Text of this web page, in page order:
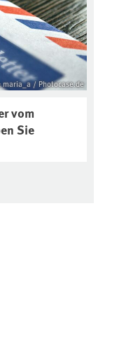
maria_a / Photocase.de
vom
Sie